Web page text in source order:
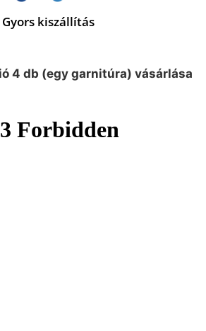
Gyors kiszállítás
4 db (egy garnitúra) vásárlása